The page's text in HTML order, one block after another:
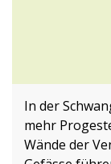
In der
mehr
Wände der